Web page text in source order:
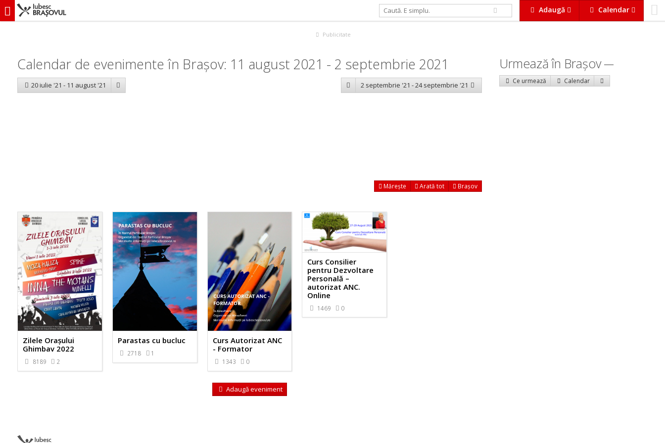
Adaugă Calendar
iubescbraşovul.ro
Publicitate
Calendar de evenimente în Brașov: 11 august 2021 - 2 septembrie 2021
20 iulie '21 - 11 august '21 2 septembrie '21 - 24 septembrie '21
Mărește Arată tot Brașov
Zilele Orașului
Ghimbav 2022
8189 2
Parastas cu bucluc
2718 1
Curs Autorizat ANC
- Formator
1343 0
Curs Consilier
pentru Dezvoltare
Personală –
autorizat ANC.
Online
1469 0
Adaugă eveniment
Urmează în Braşov
Ce urmează Calendar